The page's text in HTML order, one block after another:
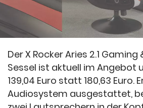
Der X Rocker Aries 2.1
Sessel ist aktuell im Angebot
139,04 Euro statt 180,63 Euro.
Audiosystem ausgestattet,